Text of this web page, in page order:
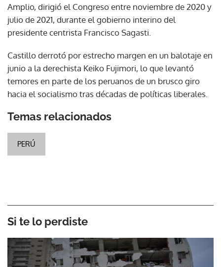
Amplio, dirigió el Congreso entre noviembre de 2020 y
julio de 2021, durante el gobierno interino del
presidente centrista Francisco Sagasti.
Castillo derrotó por estrecho margen en un balotaje en
junio a la derechista Keiko Fujimori, lo que levantó
temores en parte de los peruanos de un brusco giro
hacia el socialismo tras décadas de políticas liberales.
Temas relacionados
PERÚ
Si te lo perdiste